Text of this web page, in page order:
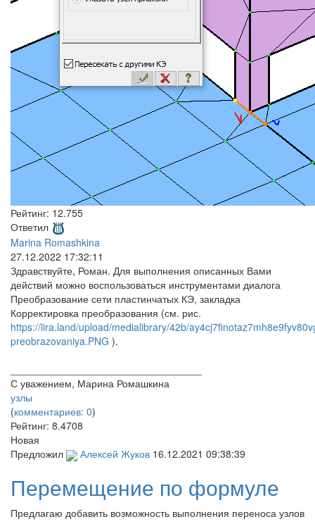
Рейтинг: 12.755
Ответил
Marina Romashkina
27.12.2022 17:32:11
Здравствуйте, Роман. Для выполнения описанных Вами
действий можно воспользоваться инструментами диалога
Преобразование сети пластинчатых КЭ, закладка
Корректировка преобразования (см. рис.
https://lira.land/upload/medialibrary/42b/
preobrazovaniya.PNG ).
С уважением, Марина Ромашкина
узлы
(комментариев: 0)
Рейтинг: 8.4708
Новая
Предложил
Алексей Жуков 16.12.2021 09:38:39
Перемещение по формуле
Предлагаю добавить возможность выполнения переноса узлов